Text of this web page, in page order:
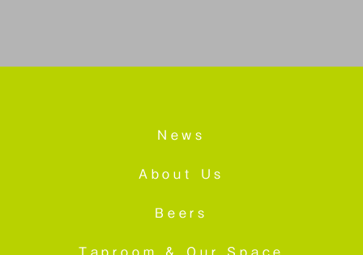
News
About Us
Beers
Taproom & Our Space